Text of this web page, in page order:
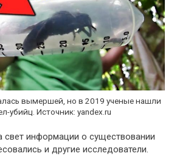
вымершей, но в 2019 ученые нашли
убийц. Источник: yandex.ru
свет информации о существовании
и другие исследователи.